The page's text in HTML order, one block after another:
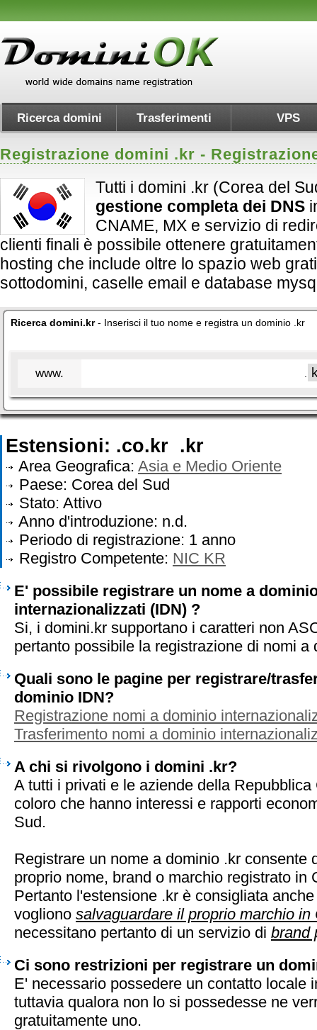
Ricerca domini Trasferimenti VPS
Registrazione domini .kr -
Tutti i domini .kr (Corea del
gestione completa dei DNS
CNAME, MX e servizio di
clienti finali è possibile ottenere
hosting che include oltre lo spazio web
sottodomini, caselle email e database
Ricerca domini.kr- Inserisci il tuo nome e registra un dominio .kr
www.
Estensioni: .co.kr .kr
Area Geografica: Asia e Medio Oriente
Paese: Corea del Sud
Stato: Attivo
Anno d'introduzione: n.d.
Periodo di registrazione: 1 anno
Registro Competente: NIC KR
E' possibile registrare un nome a
internazionalizzati (IDN) ?
Si, i domini.kr supportano i caratteri non
pertanto possibile la registrazione di nomi a
Quali sono le pagine per registrare/
dominio IDN?
Registrazione nomi a dominio
Trasferimento nomi a dominio
A chi si rivolgono i domini .kr?
A tutti i privati e le aziende della
coloro che hanno interessi e rapporti
Sud.
Registrare un nome a dominio .kr consente
proprio nome, brand o marchio registrato in
Pertanto l'estensione .kr è consigliata
vogliono salvaguardare il proprio marchio in
necessitano pertanto di un servizio di brand
Ci sono restrizioni per registrare un
E' necessario possedere un contatto locale
tuttavia qualora non lo si possedesse ne
gratuitamente uno.